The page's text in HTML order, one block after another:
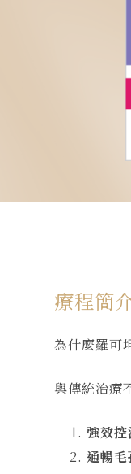
療程簡
為什麼羅可
與傳統治療
強效控
通暢毛